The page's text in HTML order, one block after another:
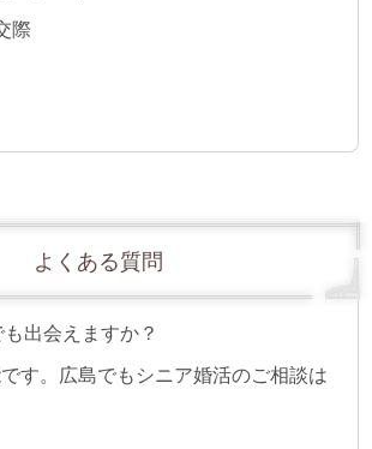
際
よくある質問
出会えますか？
です。広島でもシニア婚活のご相談は